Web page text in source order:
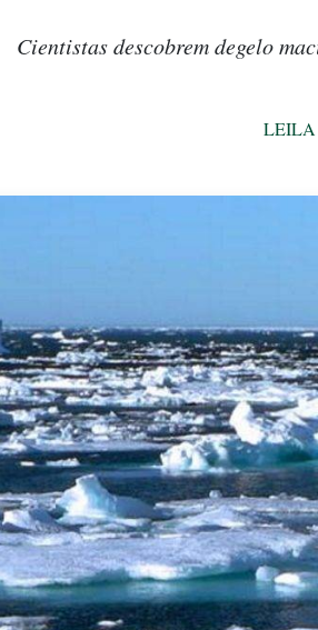
Cientistas descobrem degelo